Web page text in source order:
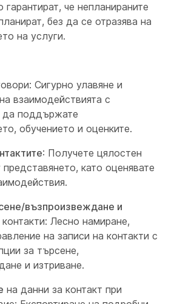
гарантират, че непланираните
без да се отразява на
на услуги.
Сигурно улавяне и
взаимодействията с
да поддържате
обучението и оценките.
: Получете цялостен
като оценявате
възпроизвеждане и
контакти: Лесно намиране,
на записи на контакти с
за търсене,
и изтриване.
на данни за контакт при